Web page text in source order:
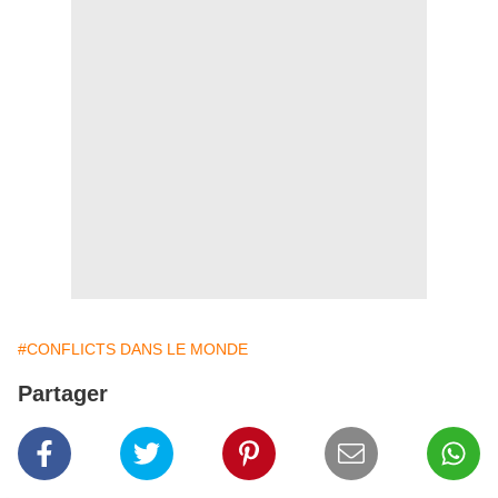
#CONFLICTS DANS LE MONDE
Partager